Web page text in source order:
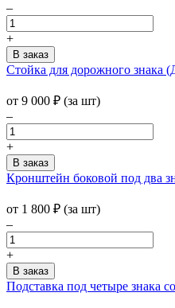
–
+
Стойка для дорожного знака
от 9 000 ₽ (за шт)
–
+
Кронштейн боковой под два
от 1 800 ₽ (за шт)
–
+
Подставка под четыре знака